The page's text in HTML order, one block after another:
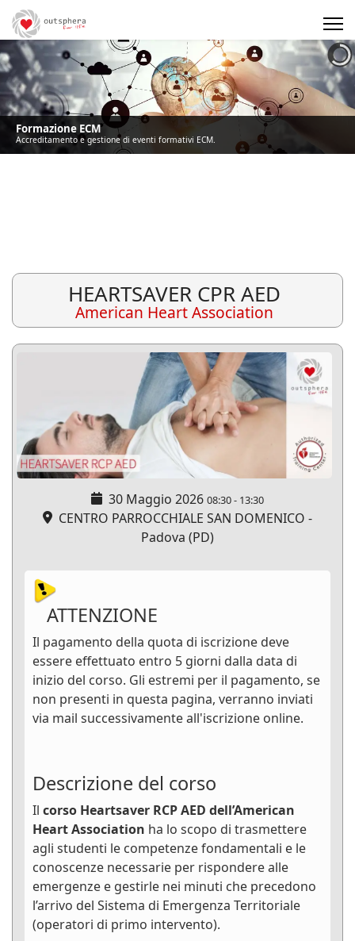
Formazione ECM
Accreditamento e gestione di eventi formativi ECM.
HEARTSAVER CPR AED
American Heart Association
30 Maggio 2026 08:30- 13:30
CENTRO PARROCCHIALE SAN DOMENICO -
Padova (PD)
ATTENZIONE
Il pagamento della quota di iscrizione deve
essere effettuato entro 5 giorni dalla data di
inizio del corso. Gli estremi per il pagamento, se
non presenti in questa pagina, verranno inviati
via mail successivamente all'iscrizione online.
Descrizione del corso
Il corso Heartsaver RCP AED dell’American
Heart Association ha lo scopo di trasmettere
agli studenti le competenze fondamentali e le
conoscenze necessarie per rispondere alle
emergenze e gestirle nei minuti che precedono
l’arrivo del Sistema di Emergenza Territoriale
(operatori di primo intervento).